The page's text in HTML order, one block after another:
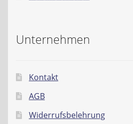
Unternehmen
Kontakt
AGB
Widerrufsbelehrung